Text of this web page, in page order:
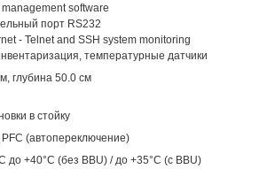
software
порт RS232
- Telnet and SSH system monitoring
температурные датчики
глубина 50.0 см
в стойку
(автопереключение)
до +40°C (без BBU) / до +35°C (с BBU)